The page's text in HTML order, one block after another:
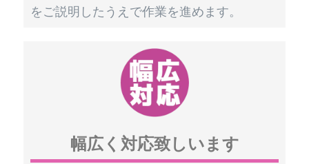
をご説明したうえで作業を進めます。
幅広く対応致しいます